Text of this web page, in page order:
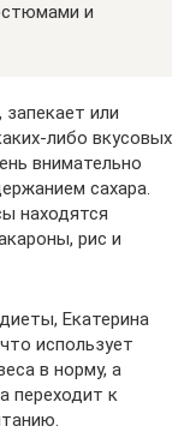
и
или
либо вкусовых
внимательно
сахара.
находятся
рис и
Екатерина
использует
в норму, а
переходит к